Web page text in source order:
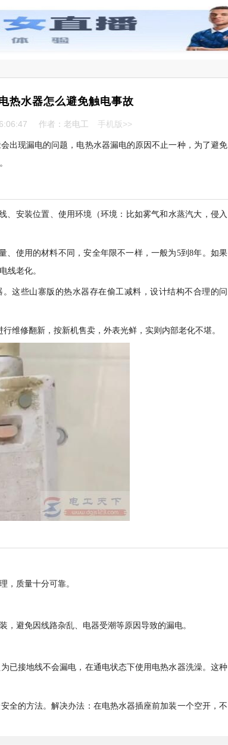
热水器怎么避免触电事故
作者：老电工 手机版>>
出现漏电的问题，电热水器漏电的原因不止一种，为了避免
线、安装位置、使用环境（环境：比如雾气和水蒸汽大，侵入
、使用的材料不同，安全年限不一样，一般为5到8年。如果
线老化。
这些山寨版的热水器存在偷工减料，设计结构不合理的问
维修翻新，按新机售卖，外表光鲜，实则内部老化不堪。
，质量十分可靠。
避免因线路杂乱、电器受潮等原因导致的漏电。
已接地线不会漏电，在通电状态下使用电热水器洗澡。这种
全的方法。解决办法：在电热水器插座前加装一个空开，不